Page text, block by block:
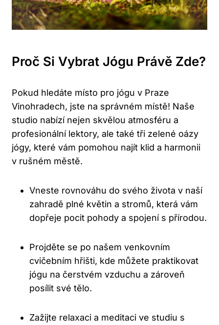
Proč Si Vybrat Jógu Právě Zde?
Pokud hledáte místo pro jógu v Praze
Vinohradech, jste na správném místě! Naše
studio nabízí nejen skvělou atmosféru a
profesionální lektory, ale také tři zelené oázy
jógy, které vám pomohou najít klid a harmonii
v rušném městě.
Vneste rovnováhu do svého života v naší
zahradě plné květin a stromů, která vám
dopřeje pocit pohody a spojení s přírodou.
Projděte se po našem venkovním
cvičebním hřišti, kde můžete praktikovat
jógu na čerstvém vzduchu a zároveň
posílit své tělo.
Zažijte relaxaci a meditaci ve studiu s